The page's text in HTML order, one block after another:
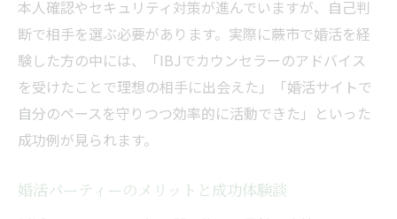
本人確認やセキュリティ対策が進んでいますが、自己判
断で相手を選ぶ必要があります。実際に蕨市で婚活を経
験した方の中には、「IBJでカウンセラーのアドバイス
を受けたことで理想の相手に出会えた」「婚活サイトで
自分のペースを守りつつ効率的に活動できた」といった
成功例が見られます。
婚活パーティーのメリットと成功体験談